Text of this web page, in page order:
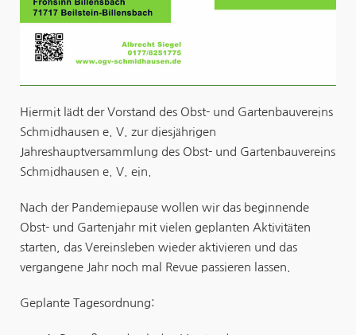
Hiermit lädt der Vorstand des Obst- und Gartenbauvereins
Schmidhausen e. V.
zur diesjährigen
Jahreshauptversammlung des Obst- und Gartenbauvereins
Schmidhausen e. V. ein.
Nach der Pandemiepause wollen wir das beginnende
Obst- und Gartenjahr mit vielen geplanten Aktivitäten
starten, das Vereinsleben wieder aktivieren und das
vergangene Jahr noch mal Revue passieren lassen
Geplante Tagesordnung: